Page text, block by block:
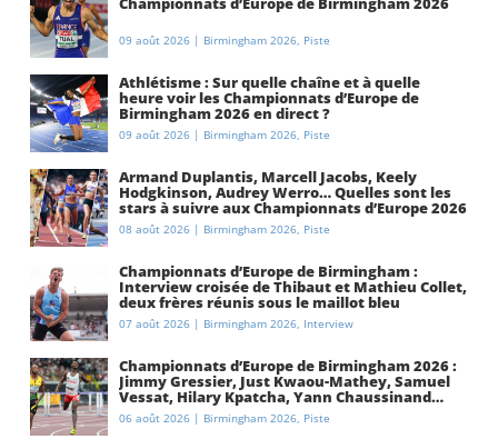
09 août 2026 | Birmingham 2026 Piste
Athlétisme : Sur quelle chaîne et à quelle
heure voir les Championnats d’Europe de
Birmingham 2026 en direct ?
09 août 2026 | Birmingham 2026 Piste
Armand Duplantis, Marcell Jacobs, Keely
Hodgkinson, Audrey Werro… Quelles sont les
stars à suivre aux Championnats d’Europe 2026
à Birmingham ?
08 août 2026 | Birmingham 2026 Piste
Championnats d’Europe de Birmingham :
Interview croisée de Thibaut et Mathieu Collet,
deux frères réunis sous le maillot bleu
07 août 2026 | Birmingham 2026 Interview
Championnats d’Europe de Birmingham 2026 :
Jimmy Gressier, Just Kwaou-Mathey, Samuel
Vessat, Hilary Kpatcha, Yann Chaussinand…
Présentation de l’équipe de France
d’athlétisme
06 août 2026 | Birmingham 2026 Piste